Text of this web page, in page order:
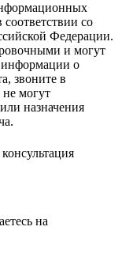
со
Федерации.
и могут
информации о
звоните в
могут
назначения
на